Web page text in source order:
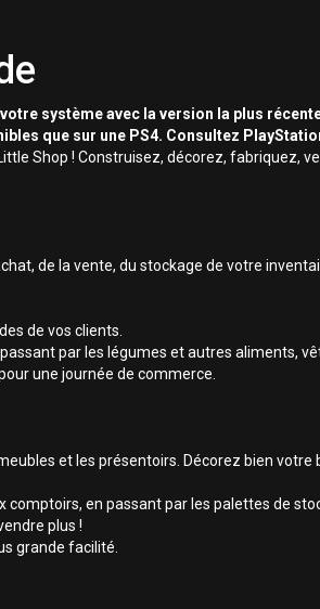
système avec la version la plus
que sur une PS4. Consultez
Shop ! Construisez, décorez, fabriquez,
de la vente, du stockage de votre
de vos clients.
par les légumes et autres aliments,
une journée de commerce.
et les présentoirs. Décorez bien
en passant par les palettes de
plus !
grande facilité.